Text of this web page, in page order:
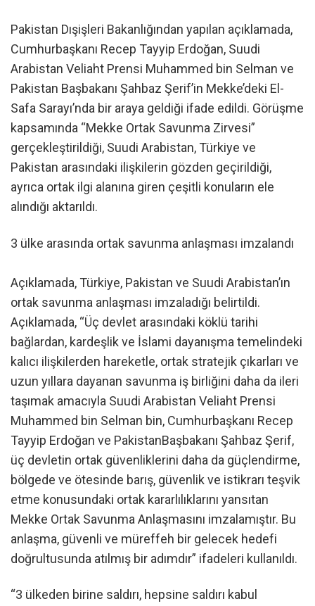
Pakistan Dışişleri Bakanlığından yapılan açıklamada,
Cumhurbaşkanı Recep Tayyip Erdoğan, Suudi
Arabistan Veliaht Prensi Muhammed bin Selman ve
Pakistan Başbakanı Şahbaz Şerif’in Mekke’deki El-
Safa Sarayı’nda bir araya geldiği ifade edildi. Görüşme
kapsamında “Mekke Ortak Savunma Zirvesi”
gerçekleştirildiği, Suudi Arabistan, Türkiye ve
Pakistan arasındaki ilişkilerin gözden geçirildiği,
ayrıca ortak ilgi alanına giren çeşitli konuların ele
alındığı aktarıldı.
3 ülke arasında ortak savunma anlaşması imzalandı
Açıklamada, Türkiye, Pakistan ve Suudi Arabistan’ın
ortak savunma anlaşması imzaladığı belirtildi.
Açıklamada, “Üç devlet arasındaki köklü tarihi
bağlardan, kardeşlik ve İslami dayanışma temelindeki
kalıcı ilişkilerden hareketle, ortak stratejik çıkarları ve
uzun yıllara dayanan savunma iş birliğini daha da ileri
taşımak amacıyla Suudi Arabistan Veliaht Prensi
Muhammed bin Selman bin, Cumhurbaşkanı Recep
Tayyip Erdoğan ve PakistanBaşbakanı Şahbaz Şerif,
üç devletin ortak güvenliklerini daha da güçlendirme,
bölgede ve ötesinde barış, güvenlik ve istikrarı teşvik
etme konusundaki ortak kararlılıklarını yansıtan
Mekke Ortak Savunma Anlaşmasını imzalamıştır. Bu
anlaşma, güvenli ve müreffeh bir gelecek hedefi
doğrultusunda atılmış bir adımdır” ifadeleri kullanıldı.
“3 ülkeden birine saldırı, hepsine saldırı kabul